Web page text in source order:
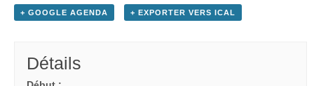
+ GOOGLE AGENDA + EXPORTER VERS ICAL
Détails